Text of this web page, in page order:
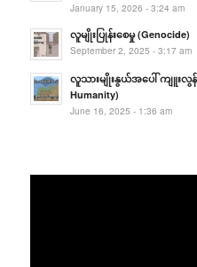
January 15, 2026 - 3:24 am
လူမျိုးပြုန်းစေမှု (Genocide)
September 2, 2025 - 3:17 am
လူသားမျိုးနွယ်အပေါ် ကျူးလွ
Humanity)
June 16, 2025 - 1:36 am